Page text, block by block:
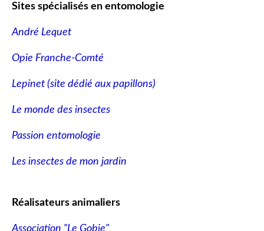
Sites spécialisés en entomologie
André Lequet
Opie Franche-Comté
Lepinet (site dédié aux papillons)
Le monde des insectes
Passion entomologie
Les insectes de mon jardin
Réalisateurs animaliers
Association "Le Gobie"